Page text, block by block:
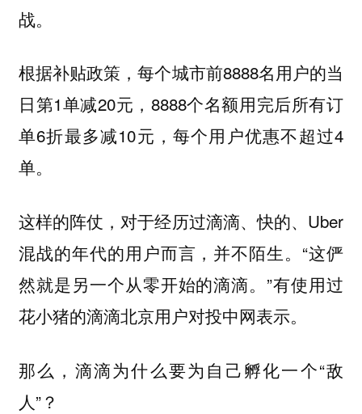
战。
根据补贴政策，每个城市前8888名用户的当
日第1单减20元，8888个名额用完后所有订
单6折最多减10元，每个用户优惠不超过4
单。
这样的阵仗，对于经历过滴滴、快的、Uber
混战的年代的用户而言，并不陌生。“这俨
然就是另一个从零开始的滴滴。”有使用过
花小猪的滴滴北京用户对投中网表示。
那么，滴滴为什么要为自己孵化一个“敌
人”？